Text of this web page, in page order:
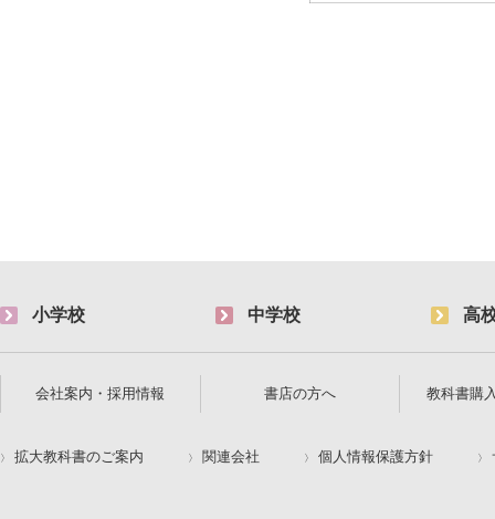
小学校 中学校 高
会社案内・採用情報 書店の方へ 教科書購
拡大教科書のご案内 関連会社 個人情報保護方針